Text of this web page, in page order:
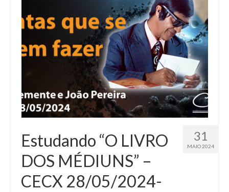
31
MAIO 2024
Estudando “O LIVRO
DOS MÉDIUNS” –
CECX 28/05/2024-